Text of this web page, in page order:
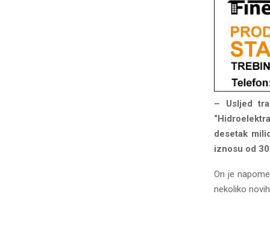
– Usljed
desetak
iznosu od
On je
nekoliko